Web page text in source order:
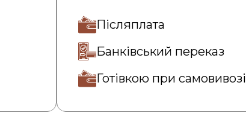
Післяплата
Банківський переказ
Готівкою при самовивозі